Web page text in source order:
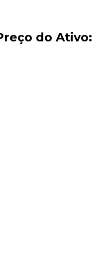
do Ativo: